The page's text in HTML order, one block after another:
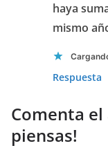
haya
mismo
Respuesta
Comenta
piensas!